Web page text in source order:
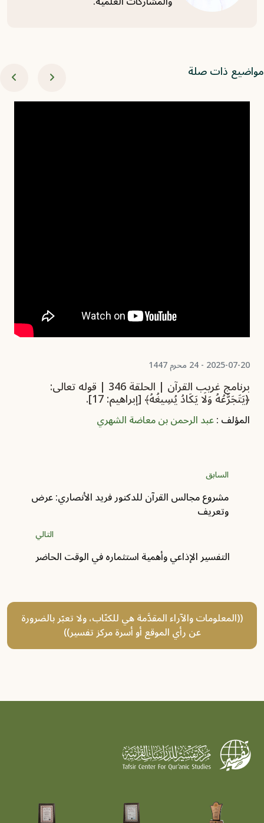
ذات صلة
2025-07-20 - 24 محرم 1447
برنامج غريب القرآن | الحلقة 346 | قوله تعالى:
﴿يَتَجَرَّعُهُ وَلَا يَكَادُ يُسِيغُهُ﴾ [إبراهيم: 17].
المؤلف :عبد الرحمن بن معاضة الشهري
السابق
مشروع مجالس القرآن للدكتور فريد الأنصاري: عرض
وتعريف
التالي
التفسير الإذاعي وأهمية استثماره في الوقت الحاضر
((المعلومات والآراء المقدَّمة هي للكتّاب، ولا تعبّر بالضرورة
عن رأي الموقع أو أسرة مركز تفسير))